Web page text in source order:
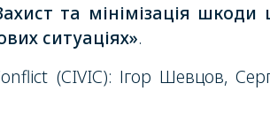
та мінімізація
ситуаціях».
(CIVIC): Ігор Шевцов,